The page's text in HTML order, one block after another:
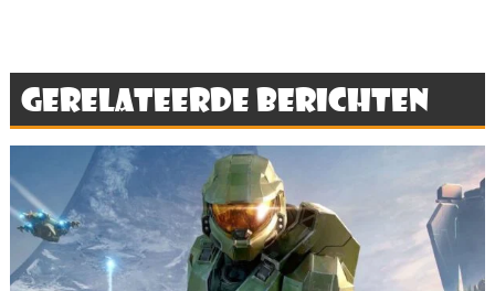
Gerelateerde berichten